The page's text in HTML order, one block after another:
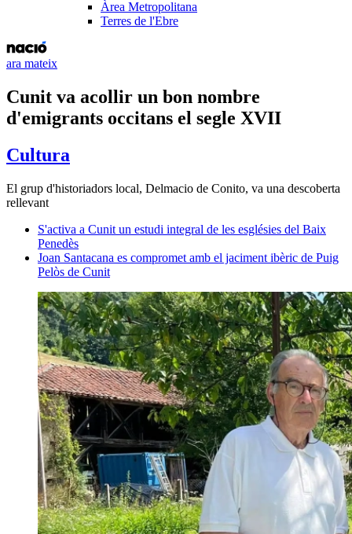
Àrea Metropolitana
Terres de l'Ebre
ara mateix
Cunit va acollir un bon nombre
d'emigrants occitans el segle XVII
Cultura
El grup d'historiadors local, Delmacio de Conito, va una descoberta
rellevant
S'activa a Cunit un estudi integral de les esglésies del Baix
Penedès
Joan Santacana es compromet amb el jaciment ibèric de Puig
Pelòs de Cunit